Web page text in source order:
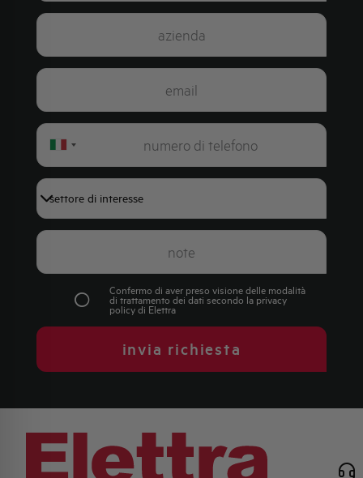
Italy
Confermo di aver preso visione delle modalità
di trattamento dei dati secondo la privacy
policydi Elettra
invia richiesta